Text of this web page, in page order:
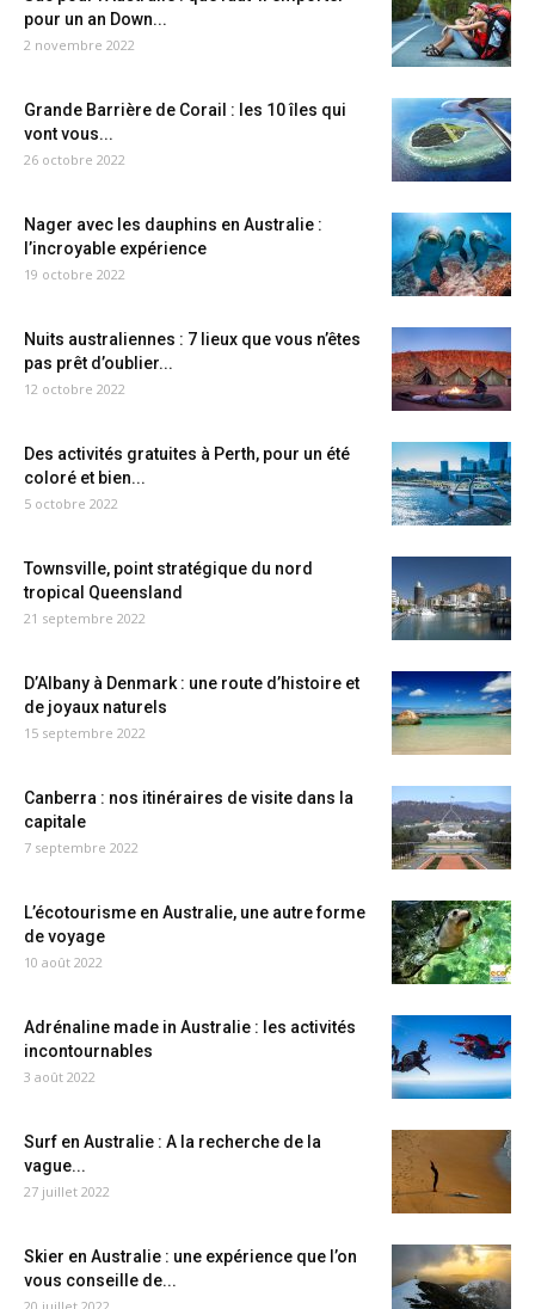
pour un an Down...
2 novembre 2022
Grande Barrière de Corail : les 10 îles qui
vont vous...
26 octobre 2022
Nager avec les dauphins en Australie :
l’incroyable expérience
19 octobre 2022
Nuits australiennes : 7 lieux que vous n’êtes
pas prêt d’oublier...
12 octobre 2022
Des activités gratuites à Perth, pour un été
coloré et bien...
5 octobre 2022
Townsville, point stratégique du nord
tropical Queensland
21 septembre 2022
D’Albany à Denmark : une route d’histoire et
de joyaux naturels
15 septembre 2022
Canberra : nos itinéraires de visite dans la
capitale
7 septembre 2022
L’écotourisme en Australie, une autre forme
de voyage
10 août 2022
Adrénaline made in Australie : les activités
incontournables
3 août 2022
Surf en Australie : A la recherche de la
vague...
27 juillet 2022
Skier en Australie : une expérience que l’on
vous conseille de...